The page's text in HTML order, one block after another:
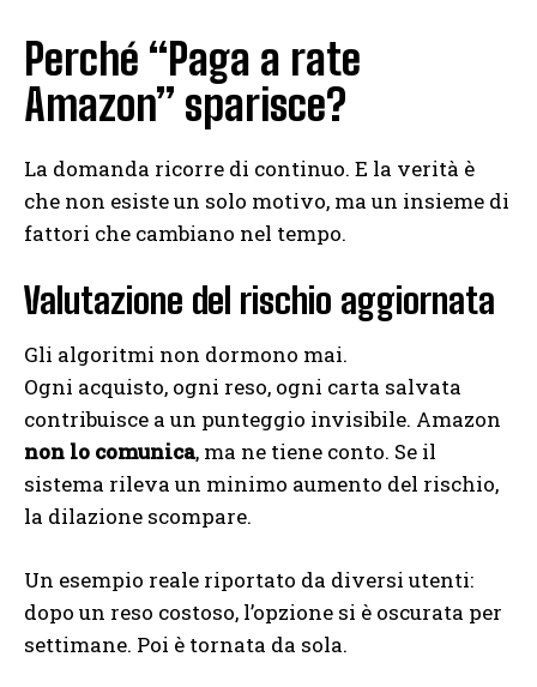
Perché “Paga a rate
Amazon” sparisce?
La domanda ricorre di continuo. E la verità è
che non esiste un solo motivo, ma un insieme di
fattori che cambiano nel tempo.
Valutazione del rischio aggiornata
Gli algoritmi non dormono mai.
Ogni acquisto, ogni reso, ogni carta salvata
contribuisce a un punteggio invisibile. Amazon
non lo comunica, ma ne tiene conto. Se il
sistema rileva un minimo aumento del rischio,
la dilazione scompare.
Un esempio reale riportato da diversi utenti:
dopo un reso costoso, l’opzione si è oscurata per
settimane. Poi è tornata da sola.